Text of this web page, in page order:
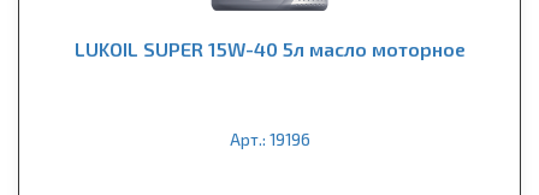
LUKOIL SUPER 15W-40 5л масло моторное
Арт.: 19196